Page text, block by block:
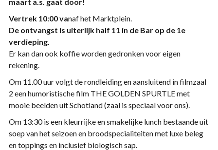
Vertrek 10:00 vanaf het Marktplein.
De ontvangst is uiterlijk half 11 in de Bar op de 1e
verdieping.
Er kan dan ook koffie worden gedronken voor eigen
rekening.
Om 11.00 uur volgt de rondleiding en aansluitend in filmzaal
2 een humoristische film THE GOLDEN SPURTLE met
mooie beelden uit Schotland (zaal is speciaal voor ons).
Om 13:30 is een kleurrijke en smakelijke lunch bestaande uit
soep van het seizoen en broodspecialiteiten met luxe beleg
en toppings en inclusief biologisch sap.